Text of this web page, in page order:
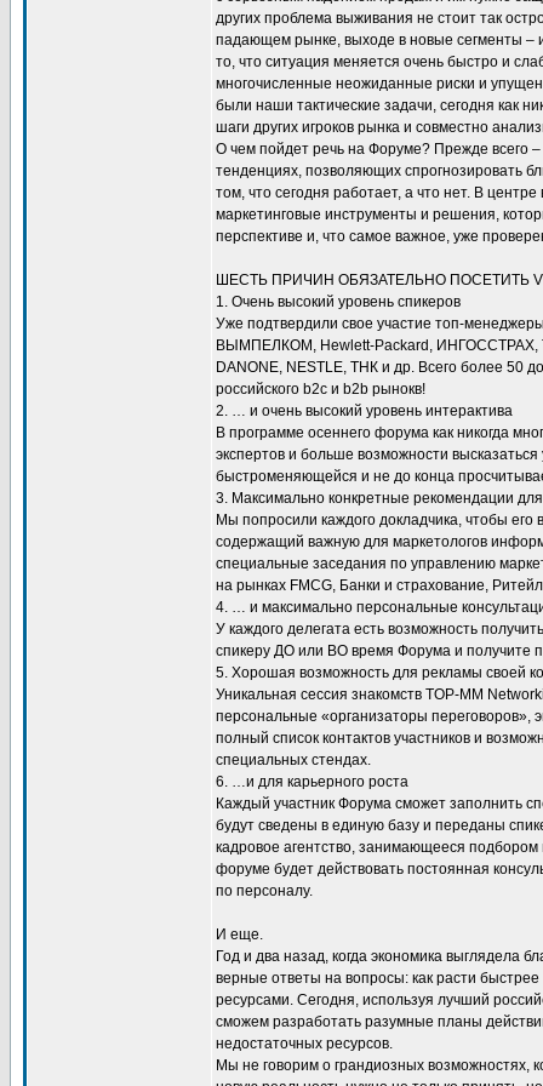
других проблема выживания не стоит так
падающем рынке, выходе в новые сегменты –
то, что ситуация меняется очень быстро и
многочисленные неожиданные риски и
были наши тактические задачи, сегодня как
шаги других игроков рынка и совместно
О чем пойдет речь на Форуме? Прежде всего
тенденциях, позволяющих спрогнозировать
том, что сегодня работает, а что нет. В
маркетинговые инструменты и решения,
перспективе и, что самое важное, уже
ШЕСТЬ ПРИЧИН ОБЯЗАТЕЛЬНО ПОСЕТИТЬ
1. Очень высокий уровень спикеров
Уже подтвердили свое участие топ-
ВЫМПЕЛКОМ, Hewlett-Packard,
DANONE, NESTLE, ТНК и др. Всего более 50
российского b2c и b2b рынокв!
2. … и очень высокий уровень интерактива
В программе осеннего форума как никогда
экспертов и больше возможности
быстроменяющейся и не до конца
3. Максимально конкретные рекомендации
Мы попросили каждого докладчика, чтобы
содержащий важную для маркетологов
специальные заседания по управлению
на рынках FMCG, Банки и страхование,
4. … и максимально персональные
У каждого делегата есть возможность
спикеру ДО или ВО время Форума и получите
5. Хорошая возможность для рекламы своей
Уникальная сессия знакомств TOP-MM
персональные «организаторы переговоров»,
полный список контактов участников и
специальных стендах.
6. …и для карьерного роста
Каждый участник Форума сможет заполнить
будут сведены в единую базу и переданы
кадровое агентство, занимающееся подбором
форуме будет действовать постоянная
по персоналу.
И еще.
Год и два назад, когда экономика выглядела
верные ответы на вопросы: как расти
ресурсами. Сегодня, используя лучший
сможем разработать разумные планы
недостаточных ресурсов.
Мы не говорим о грандиозных возможностях,